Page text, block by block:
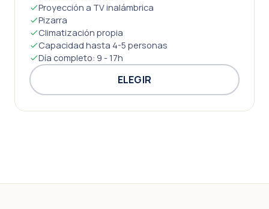
Proyección a TV inalámbrica
Pizarra
Climatización propia
Capacidad hasta 4-5 personas
Día completo: 9 - 17h
ELEGIR